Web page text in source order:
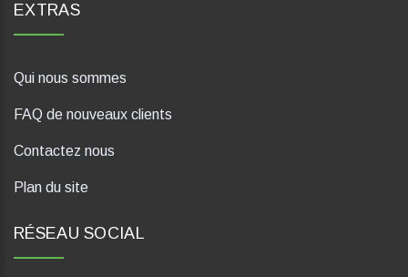
EXTRAS
Qui nous sommes
FAQ de nouveaux clients
Contactez nous
Plan du site
RÉSEAU SOCIAL